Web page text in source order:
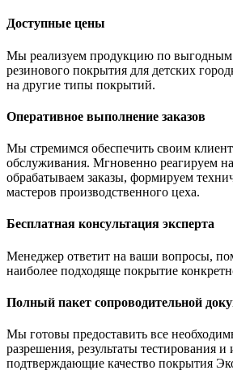
Доступные цены
Мы реализуем продукцию по выгодным
резинового покрытия для детских
на другие типы покрытий.
Оперативное выполнение заказов
Мы стремимся обеспечить своим
обслуживания. Мгновенно реагируем на
обрабатываем заказы, формируем
мастеров производственного цеха.
Бесплатная консультация эксперта
Менеджер ответит на ваши вопросы,
наиболее подходяще покрытие
Полный пакет сопроводительной
Мы готовы предоставить все
разрешения, результаты тестирования
подтверждающие качество покрытия